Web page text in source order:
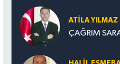
ATILA YILMAZ
ÇAĞRIM